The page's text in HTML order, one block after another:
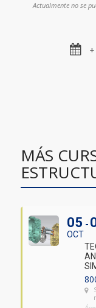
Actualmente no se
MÁS
05
OCT